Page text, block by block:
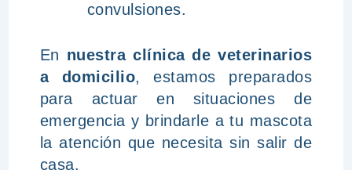
convulsiones.
En nuestra clínica de veterinarios
a domicilio, estamos preparados
para actuar en situaciones de
emergencia y brindarle a tu mascota
la atención que necesita sin salir de
casa.